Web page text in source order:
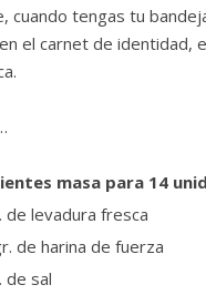
cuando tengas tu
el carnet de identidad,
masa para 14
de levadura fresca
de harina de fuerza
de sal